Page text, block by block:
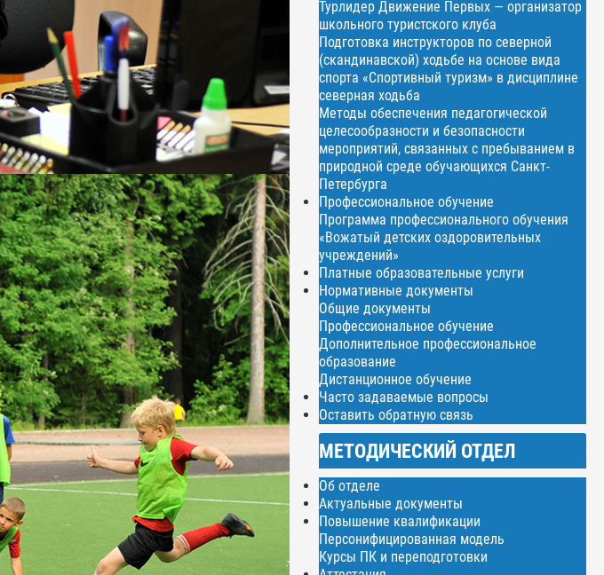
Турлидер Движение Первых — организатор
школьного туристского клуба
Подготовка инструкторов по северной
(скандинавской) ходьбе на основе вида
спорта «Спортивный туризм» в дисциплине
северная ходьба
Методы обеспечения педагогической
целесообразности и безопасности
мероприятий, связанных с пребыванием в
природной среде обучающихся Санкт-
Петербурга
Профессиональное обучение
Программа профессионального обучения
«Вожатый детских оздоровительных
учреждений»
Платные образовательные услуги
Нормативные документы
Общие документы
Профессиональное обучение
Дополнительное профессиональное
образование
Дистанционное обучение
Часто задаваемые вопросы
Оставить обратную связь
МЕТОДИЧЕСКИЙ ОТДЕЛ
Об отделе
Актуальные документы
Повышение квалификации
Персонифицированная модель
Курсы ПК и переподготовки